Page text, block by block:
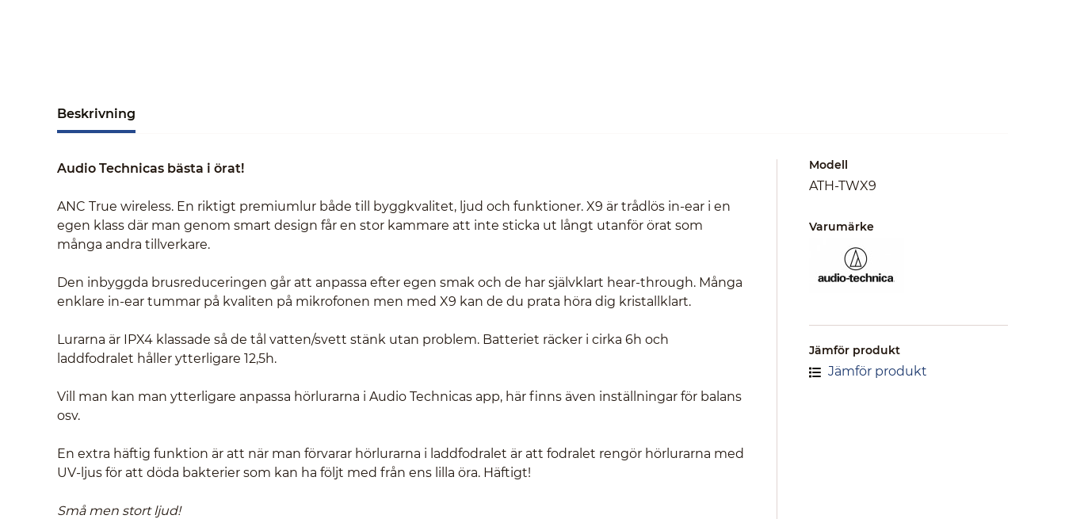
Beskrivning
Audio Technicas bästa i örat!
ANC True wireless. En riktigt premiumlur både till byggkvalitet, ljud och funktioner. X9 är trådlös in-ear i en
egen klass där man genom smart design får en stor kammare att inte sticka ut långt utanför örat som
många andra tillverkare.
Den inbyggda brusreduceringen går att anpassa efter egen smak och de har självklart hear-through. Många
enklare in-ear tummar på kvaliten på mikrofonen men med X9 kan de du prata höra dig kristallklart.
Lurarna är IPX4 klassade så de tål vatten/svett stänk utan problem. Batteriet räcker i cirka 6h och
laddfodralet håller ytterligare 12,5h.
Vill man kan man ytterligare anpassa hörlurarna i Audio Technicas app, här finns även inställningar för balans
osv.
En extra häftig funktion är att när man förvarar hörlurarna i laddfodralet är att fodralet rengör hörlurarna med
UV-ljus för att döda bakterier som kan ha följt med från ens lilla öra. Häftigt!
Små men stort ljud!
Modell
ATH-TWX9
Varumärke
Jämför produkt
Jämför produkt